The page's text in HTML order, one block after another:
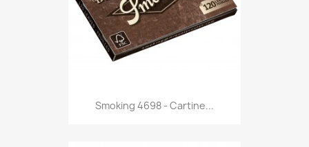
Anteprima
Smoking 4698 - Cartine...